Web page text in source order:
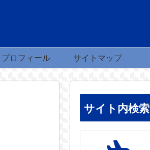
プロフィール サイトマップ
サイト内検索